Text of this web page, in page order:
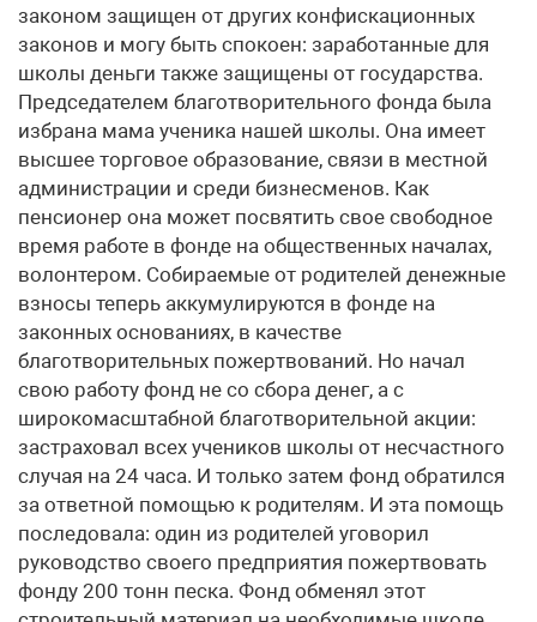
законом защищен от других конфискационных
законов и могу быть спокоен: заработанные для
школы деньги также защищены от государства.
Председателем благотворительного фонда была
избрана мама ученика нашей школы. Она имеет
высшее торговое образование, связи в местной
администрации и среди бизнесменов. Как
пенсионер она может посвятить свое свободное
время работе в фонде на общественных началах,
волонтером. Собираемые от родителей денежные
взносы теперь аккумулируются в фонде на
законных основаниях, в качестве
благотворительных пожертвований. Но начал
свою работу фонд не со сбора денег, а с
широкомасштабной благотворительной акции:
застраховал всех учеников школы от несчастного
случая на 24 часа. И только затем фонд обратился
за ответной помощью к родителям. И эта помощь
последовала: один из родителей уговорил
руководство своего предприятия пожертвовать
фонду 200 тонн песка. Фонд обменял этот